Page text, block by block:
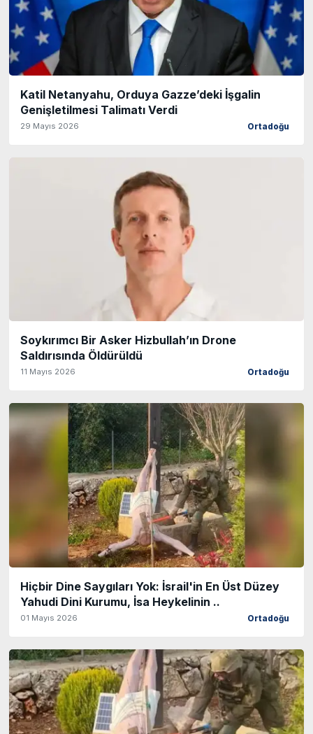
Katil Netanyahu, Orduya Gazze’deki İşgalin
Genişletilmesi Talimatı Verdi
29 Mayıs 2026 Ortadoğu
Soykırımcı Bir Asker Hizbullah’ın Drone
Saldırısında Öldürüldü
11 Mayıs 2026 Ortadoğu
Hiçbir Dine Saygıları Yok: İsrail'in En Üst Düzey
Yahudi Dini Kurumu, İsa Heykelinin ..
01 Mayıs 2026 Ortadoğu